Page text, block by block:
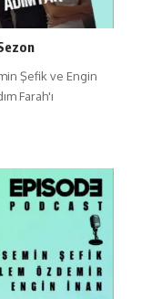
Şefik ve Engin
Farah'ı